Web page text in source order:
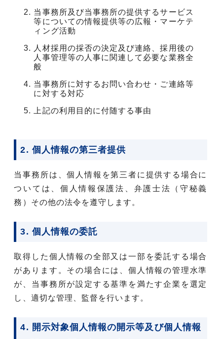
当事務所及び当事務所の提供するサービス
等についての情報提供等の広報・マーケテ
ィング活動
人材採用の採否の決定及び連絡、採用後の
人事管理等の人事に関連して必要な業務全
般
当事務所に対するお問い合わせ・ご連絡等
に対する対応
上記の利用目的に付随する事由
2. 個人情報の第三者提供
当事務所は、個人情報を第三者に提供する場合に
ついては、個人情報保護法、弁護士法（守秘義
務）その他の法令を遵守します。
3. 個人情報の委託
取得した個人情報の全部又は一部を委託する場合
があります。その場合には、個人情報の管理水準
が、当事務所が設定する基準を満たす企業を選定
し、適切な管理、監督を行います。
4. 開示対象個人情報の開示等及び個人情報